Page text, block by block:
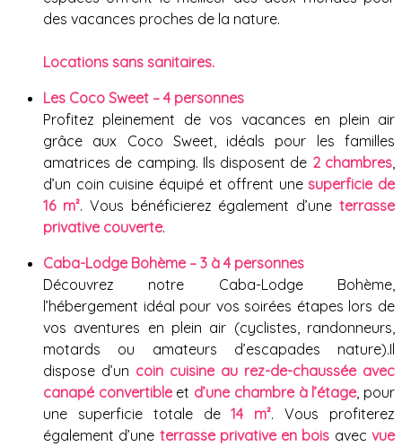
des vacances proches de la nature.
Locations sans sanitaires.
Les Coco Sweet – 4 personnes
Profitez pleinement de vos vacances en plein air
grâce aux Coco Sweet, idéals pour les familles
amatrices de camping. Ils disposent de 2 chambres,
d’un coin cuisine équipé et offrent une superficie de
16 m². Vous bénéficierez également d’uneterrasse
privative couverte.
Caba-Lodge Bohème – 3 à 4 personnes
Découvrez notre Caba-Lodge Bohème,
l’hébergement idéal pour vos soirées étapes lors de
vos aventures en plein air (cyclistes, randonneurs,
motards ou amateurs d’escapades nature).Il
dispose d’un coin cuisine au rez-de-chaussée avec
canapé convertibleet d’une chambre à l’étage, pour
une superficie totale de14 m². Vous profiterez
également d’une terrasse privative en bois avecvue